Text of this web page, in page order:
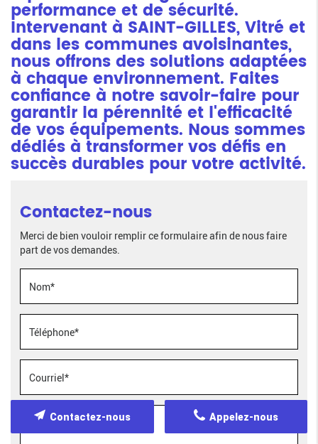
performance et de sécurité.
Intervenant à SAINT-GILLES, Vitré et
dans les communes avoisinantes,
nous offrons des solutions adaptées
à chaque environnement. Faites
confiance à notre savoir-faire pour
garantir la pérennité et l'efficacité
de vos équipements. Nous sommes
dédiés à transformer vos défis en
succès durables pour votre activité.
Contactez-nous
Merci de bien vouloir remplir ce formulaire afin de nous faire
part de vos demandes.
Appelez-nous
Contactez-nous